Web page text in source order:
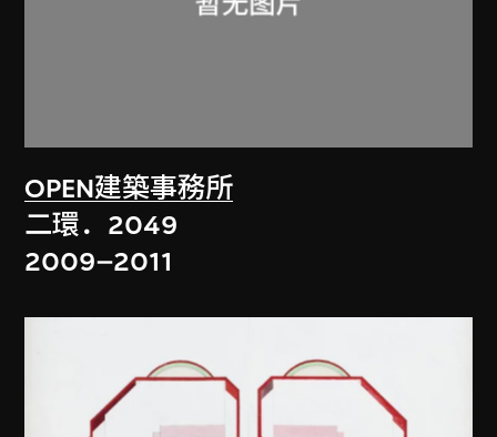
OPEN建築事務所
二環．2049
2009–2011